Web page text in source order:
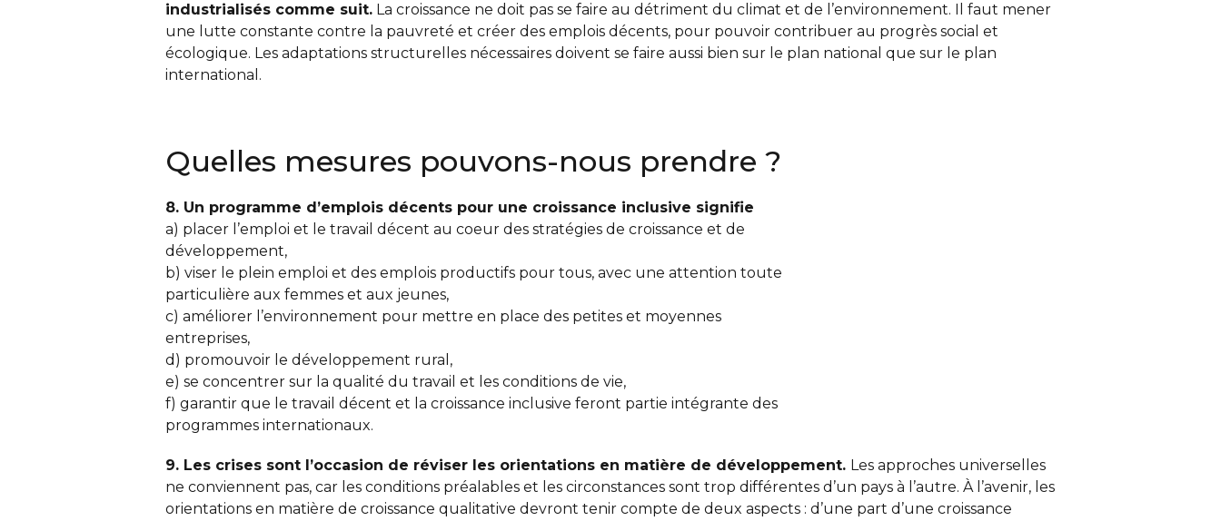
industrialisés comme suit. La croissance ne doit pas se faire au détriment du climat et de l’environnement. Il faut mener
une lutte constante contre la pauvreté et créer des emplois décents, pour pouvoir contribuer au progrès social et
écologique. Les adaptations structurelles nécessaires doivent se faire aussi bien sur le plan national que sur le plan
international.
Quelles mesures pouvons-nous prendre ?
8. Un programme d’emplois décents pour une croissance inclusive signifie
a) placer l’emploi et le travail décent au coeur des stratégies de croissance et de
développement,
b) viser le plein emploi et des emplois productifs pour tous, avec une attention toute
particulière aux femmes et aux jeunes,
c) améliorer l’environnement pour mettre en place des petites et moyennes
entreprises,
d) promouvoir le développement rural,
e) se concentrer sur la qualité du travail et les conditions de vie,
f) garantir que le travail décent et la croissance inclusive feront partie intégrante des
programmes internationaux.
9. Les crises sont l’occasion de réviser les orientations en matière de développement. Les approches universelles
ne conviennent pas, car les conditions préalables et les circonstances sont trop différentes d’un pays à l’autre. À l’avenir, les
orientations en matière de croissance qualitative devront tenir compte de deux aspects : d’une part d’une croissance